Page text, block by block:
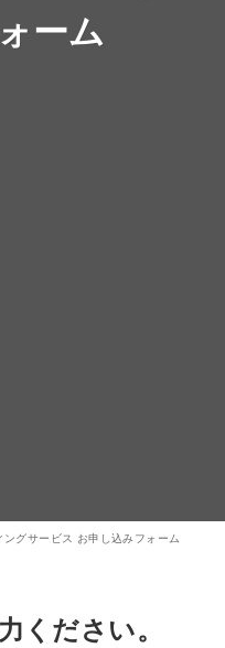
ーム
グサービス お申し込みフォーム
ください。